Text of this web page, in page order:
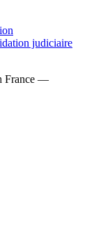
judiciaire
France —